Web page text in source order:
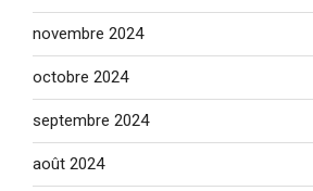
novembre 2024
octobre 2024
septembre 2024
août 2024